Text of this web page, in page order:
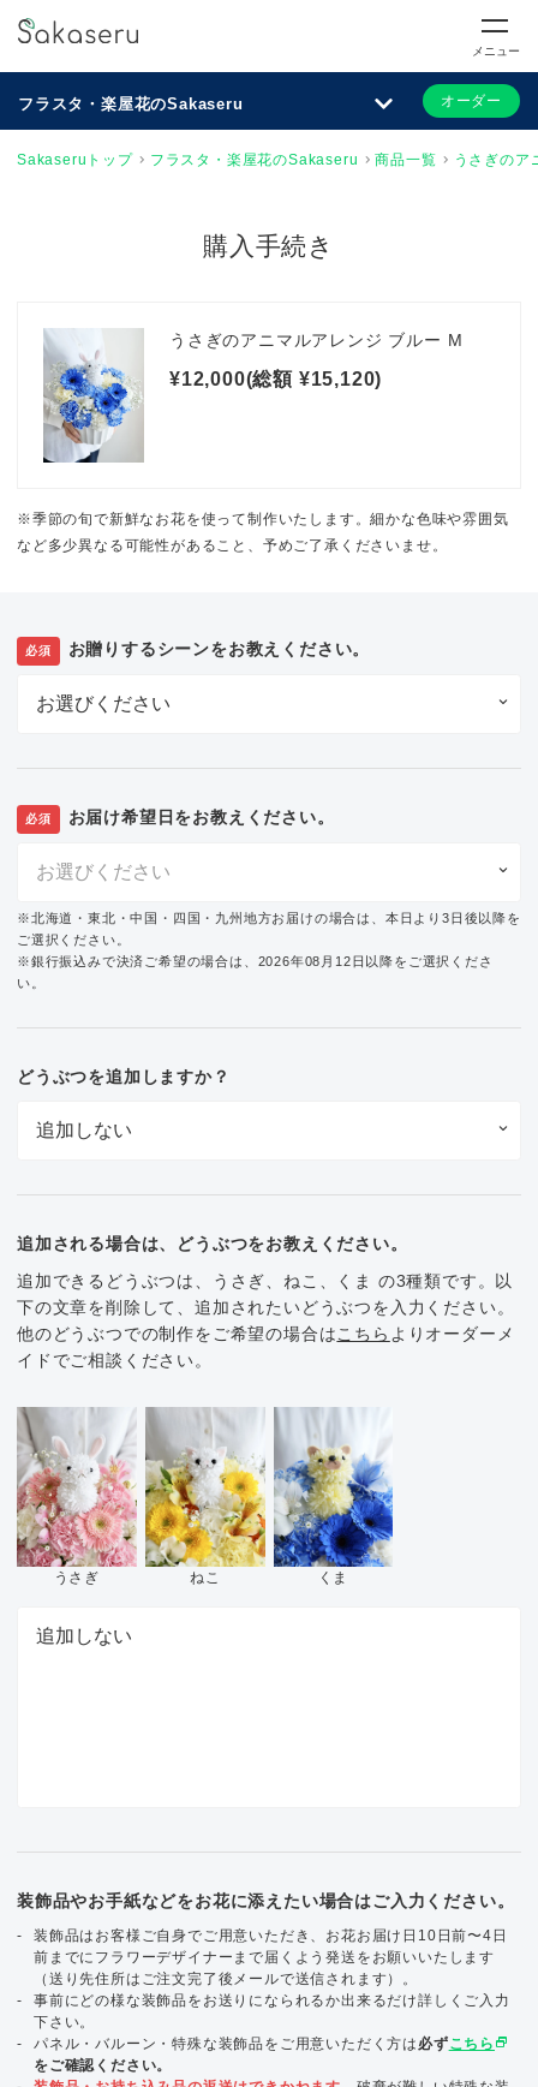
メニュー
フラスタ・楽屋花のSakaseru オーダー
Sakaseruトップ フラスタ・楽屋花のSakaseru 商品一覧 うさぎのア
購入手続き
うさぎのアニマルアレンジ ブルー M
¥12,000(総額 ¥15,120)
※季節の旬で新鮮なお花を使って制作いたします。細かな色味や雰囲気
など多少異なる可能性があること、予めご了承くださいませ。
必須 お贈りするシーンをお教えください。
必須 お届け希望日をお教えください。
※北海道・東北・中国・四国・九州地方お届けの場合は、本日より3日後以降を
ご選択ください。
※銀行振込みで決済ご希望の場合は、2026年08月12日以降をご選択くださ
い。
どうぶつを追加しますか？
追加される場合は、どうぶつをお教えください。
追加できるどうぶつは、うさぎ、ねこ、くま の3種類です。以
下の文章を削除して、追加されたいどうぶつを入力ください。
他のどうぶつでの制作をご希望の場合はこちら よりオーダーメ
イドでご相談ください。
うさぎ ねこ くま
装飾品やお手紙などをお花に添えたい場合はご入力ください。
装飾品はお客様ご自身でご用意いただき、お花お届け日10日前〜4日
前までにフラワーデザイナーまで届くよう発送をお願いいたします
（送り先住所はご注文完了後メールで送信されます）。
事前にどの様な装飾品をお送りになられるか出来るだけ詳しくご入力
下さい。
パネル・バルーン・特殊な装飾品をご用意いただく方は 必ずこちら select_window
をご確認ください。